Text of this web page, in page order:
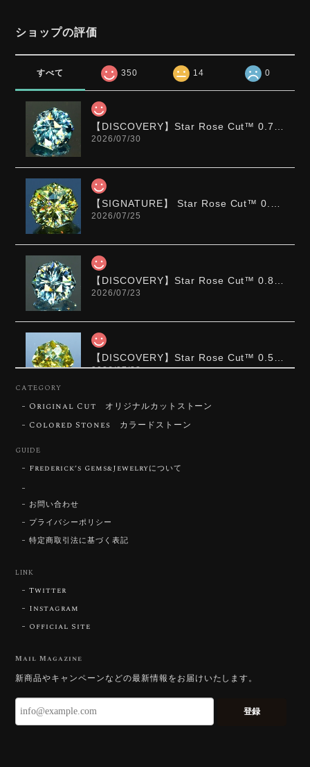
ショップの評価
すべて 350 14 0
【DISCOVERY】Star Rose Cut™️ 0.72ct Natural Blue Zircon
2026/07/30
【SIGNATURE】 Star Rose Cut™️ 0.48ct Natural Sphene
2026/07/25
【DISCOVERY】Star Rose Cut™️ 0.87ct Natural Blue Zircon
2026/07/23
【DISCOVERY】Star Rose Cut™️ 0.51ct Natural Sphene
2026/07/23
ずっと待ち望んでいたカットを運よく購入できて嬉し
いです。 ウルウルとギラギラを一度に見ることができ
はないスフェーンの新たな一面を知ることができて感
動しております。 この度はありがとうございました。
お迎えいただきありがとうございます。
「ウルウルとギラギラを一度に」——まさ
にその両立を狙って設計したカットですの
やわらかく受け止めるようにしています。
長くお楽しみいただけますように。
2026/07/21
久しぶりに買えました。 相変わらずギラッギラで素晴
CATEGORY
Original Cut オリジナルカットストーン
Colored Stones カラードストーン
GUIDE
Frederick’s Gems&Jewelryについて
お問い合わせ
プライバシーポリシー
特定商取引法に基づく表記
LINK
Twitter
Instagram
Official Site
Mail Magazine
新商品やキャンペーンなどの最新情報をお届けいたします。
登録